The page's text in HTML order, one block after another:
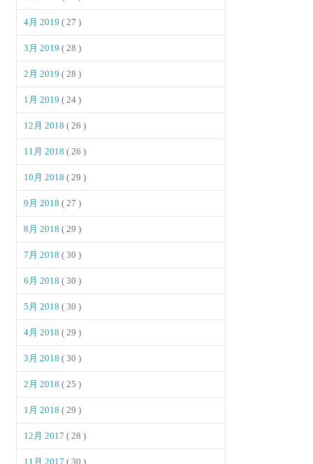
4月 2019( 27 )
3月 2019( 28 )
2月 2019( 28 )
1月 2019( 24 )
12月 2018( 26 )
11月 2018( 26 )
10月 2018( 29 )
9月 2018( 27 )
8月 2018( 29 )
7月 2018( 30 )
6月 2018( 30 )
5月 2018( 30 )
4月 2018( 29 )
3月 2018( 30 )
2月 2018( 25 )
1月 2018( 29 )
12月 2017( 28 )
11月 2017( 30 )